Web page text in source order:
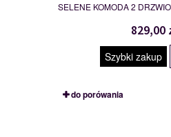
SELENE KOMODA 2
829,00
Szybki zakup
do porówania